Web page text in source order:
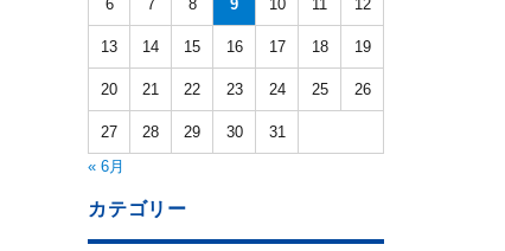
6 7 8 9 10 11 12
13 14 15 16 17 18 19
20 21 22 23 24 25 26
27 28 29 30
31
« 6月
カテゴリー